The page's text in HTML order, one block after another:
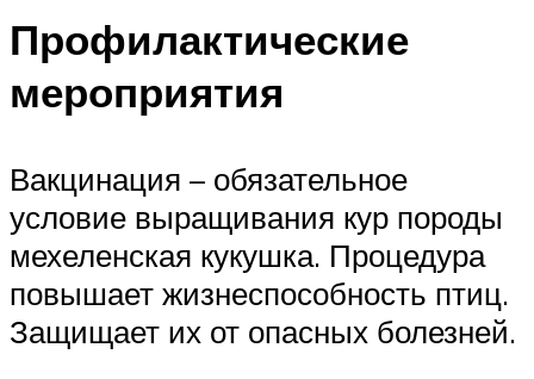
Профилактические
мероприятия
Вакцинация – обязательное
условие выращивания кур породы
мехеленская кукушка. Процедура
повышает жизнеспособность птиц.
Защищает их от опасных болезней.